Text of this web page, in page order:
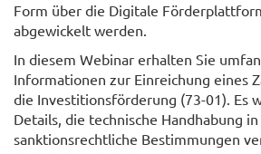
Form über die Digitale
abgewickelt werden.
In diesem Webinar erhalten Sie
Informationen zur Einreichung eines
die Investitionsförderung (73-01). Es
Details, die technische Handhabung
sanktionsrechtliche Bestimmungen